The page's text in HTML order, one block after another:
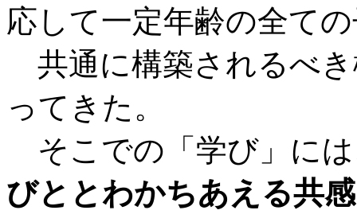
応して一定年齢の全て
共通に構築されるべ
ってきた。
そこでの「学び」に
びととわかちあえる共